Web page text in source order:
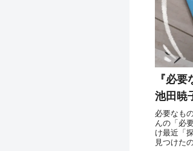
『必
池田暁
必要なも
んの「必
け最近「
見つけた